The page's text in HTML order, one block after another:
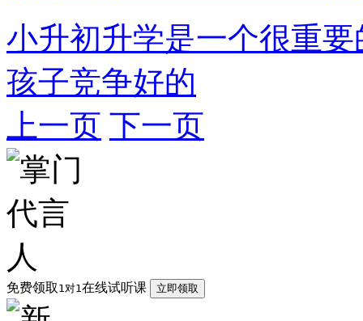
小升初升学是一个很重
孩子竞争好的
上一页 下一页
免费领取 1对1 在线试听课 立即领取